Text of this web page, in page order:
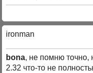
ironman
bona, не помню точно,
2.32 что-то не